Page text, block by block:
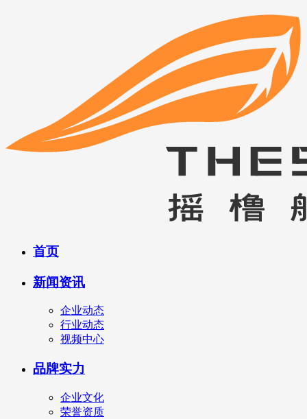
首页
新闻资讯
企业动态
行业动态
视频中心
品牌实力
企业文化
荣誉资质